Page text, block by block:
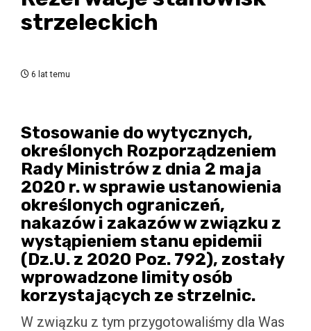
strzeleckich
6 lat temu
Stosowanie do wytycznych,
określonych Rozporządzeniem
Rady Ministrów z dnia 2 maja
2020 r. w sprawie ustanowienia
określonych ograniczeń,
nakazów i zakazów w związku z
wystąpieniem stanu epidemii
(Dz.U. z 2020 Poz. 792), zostały
wprowadzone limity osób
korzystających ze strzelnic.
W związku z tym przygotowaliśmy dla Was